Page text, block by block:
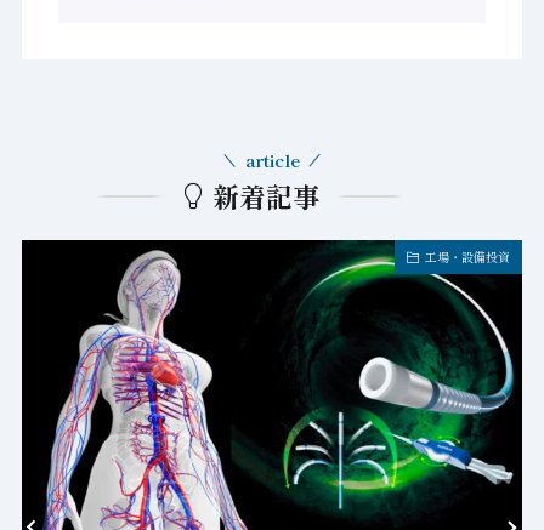
新着記事
article
工場・設備投資